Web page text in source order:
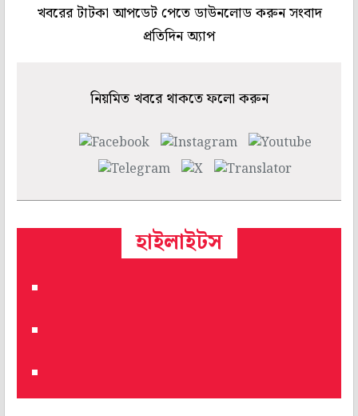
খবরের টাটকা আপডেট পেতে ডাউনলোড করুন সংবাদ
প্রতিদিন অ্যাপ
নিয়মিত খবরে থাকতে ফলো করুন
হাইলাইটস